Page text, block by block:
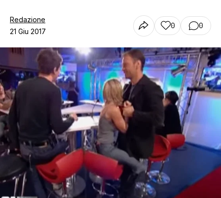
Chi siamo
Contatti
Redazione
21 Giu 2017
0 0